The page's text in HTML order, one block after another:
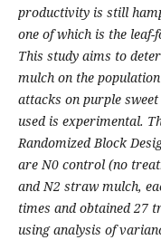
productivity is still
one of which is theleaf-
This study aims to
mulch on the population
attacks on purple
used is experimental.
RandomizedBlock
areN0 control (no
and N2 straw mulch,
times and obtained 27
using analysis of